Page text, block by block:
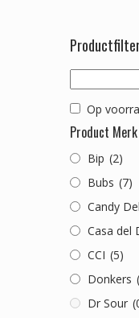
Op
Product Merk
Bip (2)
Bubs (7)
Candy
Casa del
CCI (5)
Donkers
Dr Sour